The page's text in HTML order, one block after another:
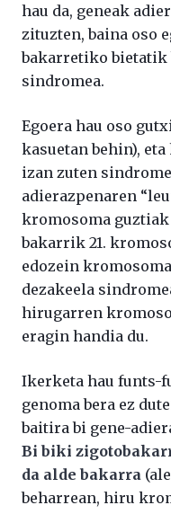
hau da, geneak
zituzten, baina oso
bakarretiko bietatik
sindromea.
Egoera hau oso
kasuetan behin),
izan zuten
adierazpenaren
kromosoma guztiak
bakarrik 21.
edozein
dezakeela
hirugarren
eragin handia du.
Ikerketa hau funts-
genoma bera ez
baitira bi gene-
Bi biki
da alde bakarra
beharrean, hiru